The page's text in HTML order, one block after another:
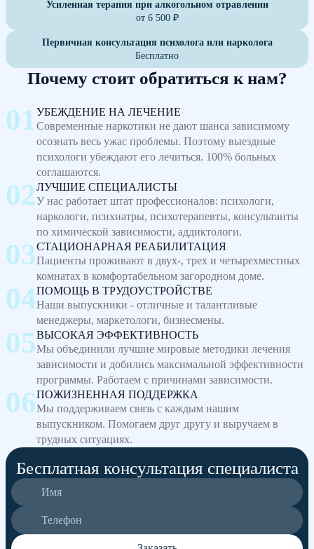
Усиленная терапия при алкогольном отравлении
от 6 500 ₽
Первичная консультация психолога или нарколога
Бесплатно
Почему стоит обратиться к нам?
УБЕЖДЕНИЕ НА ЛЕЧЕНИЕ
Современные наркотики не дают шанса зависимому
осознать весь ужас проблемы. Поэтому выездные
психологи убеждают его лечиться. 100% больных
соглашаются.
ЛУЧШИЕ СПЕЦИАЛИСТЫ
У нас работает штат профессионалов: психологи,
наркологи, психиатры, психотерапевты, консультанты
по химической зависимости, аддиктологи.
СТАЦИОНАРНАЯ РЕАБИЛИТАЦИЯ
Пациенты проживают в двух-, трех и четырехместных
комнатах в комфортабельном загородном доме.
ПОМОЩЬ В ТРУДОУСТРОЙСТВЕ
Наши выпускники - отличные и талантливые
менеджеры, маркетологи, бизнесмены.
ВЫСОКАЯ ЭФФЕКТИВНОСТЬ
Мы объединили лучшие мировые методики лечения
зависимости и добились максимальной эффективности
программы. Работаем с причинами зависимости.
ПОЖИЗНЕННАЯ ПОДДЕРЖКА
Мы поддерживаем связь с каждым нашим
выпускником. Помогаем друг другу и выручаем в
трудных ситуациях.
Бесплатная консультация специалиста